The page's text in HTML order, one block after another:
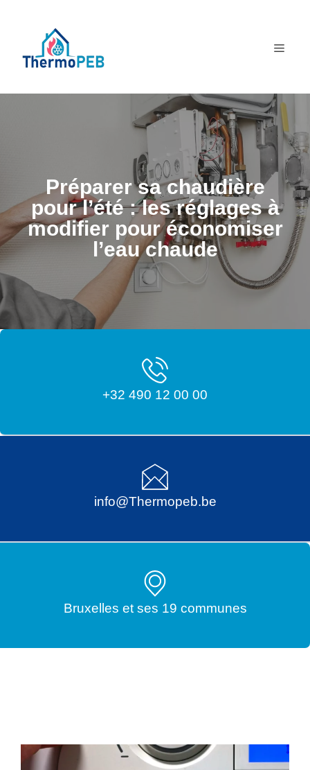
contenu
Préparer sa chaudière
pour l’été : les réglages à
modifier pour économiser
l’eau chaude
+32 490 12 00 00
info@Thermopeb.be
Bruxelles et ses 19 communes